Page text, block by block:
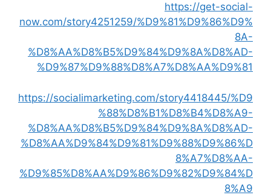
https://get-social-
now.com/story4251259/%D9%81%D9%86%D9%
8A-
%D8%AA%D8%B5%D9%84%D9%8A%D8%AD-
%D9%87%D9%88%D8%A7%D8%AA%D9%81
https://socialimarketing.com/story4418445/%D9
%88%D8%B1%D8%B4%D8%A9-
%D8%AA%D8%B5%D9%84%D9%8A%D8%AD-
%D8%AA%D9%84%D9%81%D9%88%D9%86%D
8%A7%D8%AA-
%D9%85%D8%AA%D9%86%D9%82%D9%84%D
8%A9